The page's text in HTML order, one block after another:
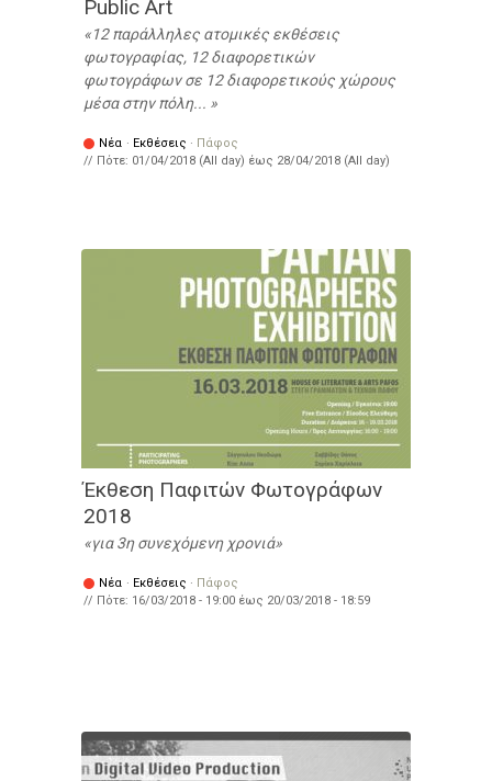
Public Art
12 παράλληλες ατομικές εκθέσεις
φωτογραφίας, 12 διαφορετικών
φωτογράφων σε 12 διαφορετικούς χώρους
μέσα στην πόλη...
Νέα · Εκθέσεις · Πάφος
// Πότε: 01/04/2018 (All day) έως 28/04/2018 (All day)
Έκθεση Παφιτών Φωτογράφων
2018
για 3η συνεχόμενη χρονιά
Νέα · Εκθέσεις · Πάφος
// Πότε: 16/03/2018 - 19:00 έως 20/03/2018 - 18:59